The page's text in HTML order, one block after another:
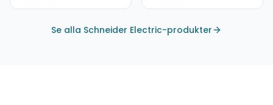
Se alla Schneider Electric-produkter